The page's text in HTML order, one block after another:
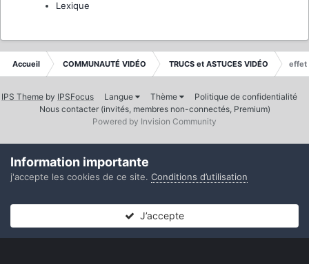
Lexique
Accueil COMMUNAUTÉ VIDÉO TRUCS et ASTUCES VIDÉO effet
IPS Theme by IPSFocus Langue Thème
Politique de confidentialité
Nous contacter (invités, membres non-connectés, Premium)
Powered by Invision Community
Information importante
j'accepte les cookies de ce site. Conditions d’utilisation
J’accepte